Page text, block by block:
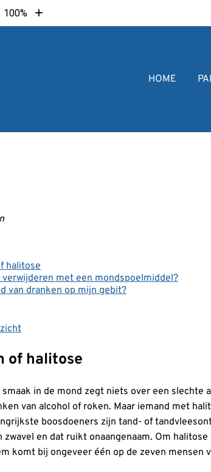
100%
Tekst
vergroten
HOME
halitose
met een mondspoelmiddel?
van dranken op mijn gebit?
of halitose
smaak in de mond zegt niets over een
van alcohol of roken. Maar iemand met
boosdoeners zijn tand- of
en dat ruikt onaangenaam. Om
komt bij ongeveer één op de zeven